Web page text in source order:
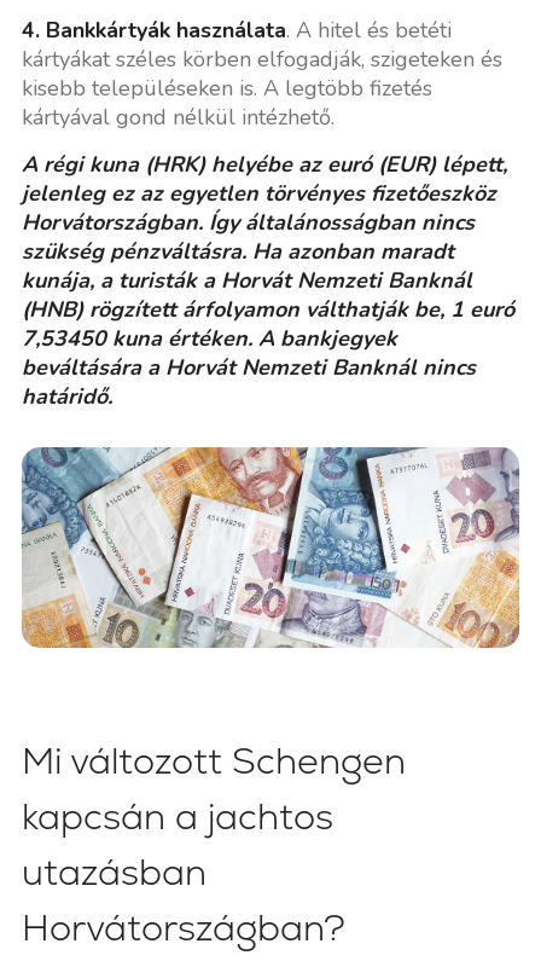
4. Bankkártyák használata. A hitel és betéti
kártyákat széles körben elfogadják, szigeteken és
kisebb településeken is. A legtöbb fizetés
kártyával gond nélkül intézhető.
A régi kuna (HRK) helyébe az euró (EUR) lépett,
jelenleg ez az egyetlen törvényes fizetőeszköz
Horvátországban. Így általánosságban nincs
szükség pénzváltásra. Ha azonban maradt
kunája, a turisták a Horvát Nemzeti Banknál
(HNB) rögzített árfolyamon válthatják be, 1 euró
7,53450 kuna értéken. A bankjegyek
beváltására a Horvát Nemzeti Banknál nincs
határidő.
Mi változott Schengen
kapcsán a jachtos
utazásban
Horvátországban?